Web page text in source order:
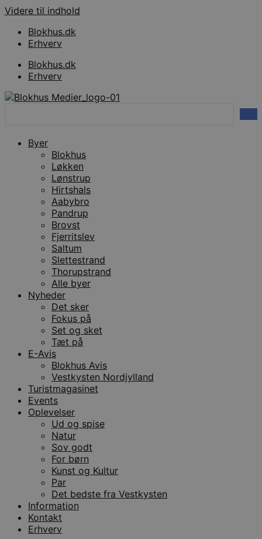
Videre til indhold
Blokhus.dk
Erhverv
Blokhus.dk
Erhverv
Byer
Blokhus
Løkken
Lønstrup
Hirtshals
Aabybro
Pandrup
Brovst
Fjerritslev
Saltum
Slettestrand
Thorupstrand
Alle byer
Nyheder
Det sker
Fokus på
Set og sket
Tæt på
E-Avis
Blokhus Avis
Vestkysten Nordjylland
Turistmagasinet
Events
Oplevelser
Ud og spise
Natur
Sov godt
For børn
Kunst og Kultur
Par
Det bedste fra Vestkysten
Information
Kontakt
Erhverv